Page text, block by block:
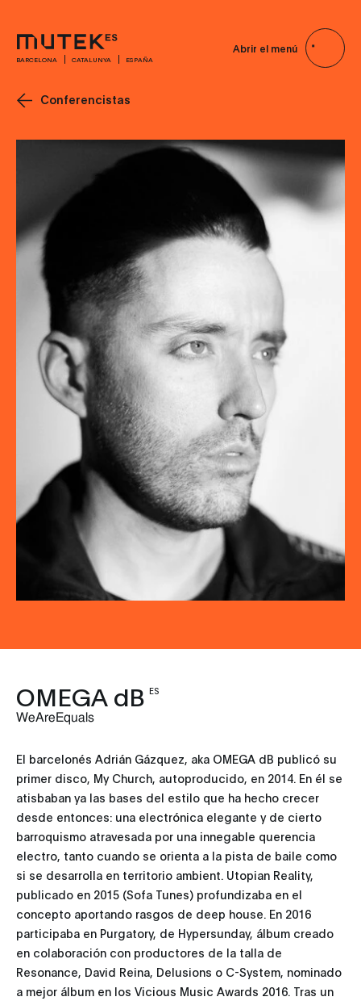
BARCELONA CATALUNYA ESPAÑA
Abrir el menú
Conferencistas
OMEGA dB ES
WeAreEquals
El barcelonés Adrián Gázquez, aka OMEGA dB publicó su
primer disco, My Church, autoproducido, en 2014. En él se
atisbaban ya las bases del estilo que ha hecho crecer
desde entonces: una electrónica elegante y de cierto
barroquismo atravesada por una innegable querencia
electro, tanto cuando se orienta a la pista de baile como
si se desarrolla en territorio ambient. Utopian Reality,
publicado en 2015 (Sofa Tunes) profundizaba en el
concepto aportando rasgos de deep house. En 2016
participaba en Purgatory, de Hypersunday, álbum creado
en colaboración con productores de la talla de
Resonance, David Reina, Delusions o C-System, nominado
a mejor álbum en los Vicious Music Awards 2016. Tras un